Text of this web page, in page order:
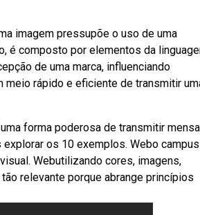
imagem pressupõe o uso de uma
é composto por elementos da
de uma marca, influenciando
meio rápido e eficiente de transmitir
forma poderosa de transmitir
os 10 exemplos. Webo campus
Webutilizando cores, imagens,
relevante porque abrange princípios